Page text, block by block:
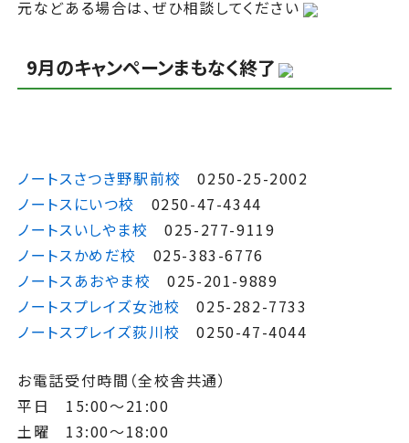
元などある場合は、ぜひ相談してください
9月のキャンペーンまもなく終了
ノートスさつき野駅前校
0250-25-2002
ノートスにいつ校
0250-47-4344
ノートスいしやま校
025-277-9119
ノートスかめだ校
025-383-6776
ノートスあおやま校
025-201-9889
ノートスプレイズ女池校
025-282-7733
ノートスプレイズ荻川校
0250-47-4044
お電話受付時間（全校舎共通）
平日 15:00～21:00
土曜 13:00～18:00